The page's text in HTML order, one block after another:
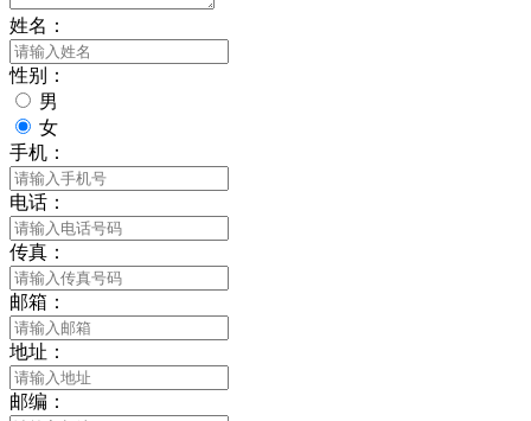
姓名：
性别：
男
女
手机：
电话：
传真：
邮箱：
地址：
邮编：